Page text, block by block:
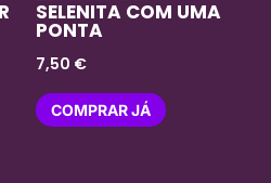
SELENITA COM UMA
PONTA
7,50 €
COMPRAR JÁ